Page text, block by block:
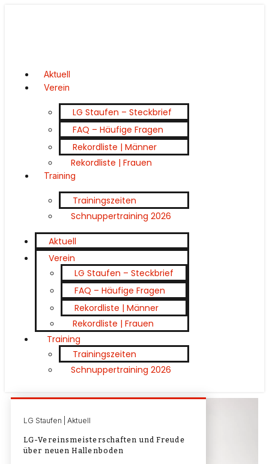
Aktuell
Verein
LG Staufen – Steckbrief
FAQ – Häufige Fragen
Rekordliste | Männer
Rekordliste | Frauen
Training
Trainingszeiten
Schnuppertraining 2026
Aktuell
Verein
LG Staufen – Steckbrief
FAQ – Häufige Fragen
Rekordliste | Männer
Rekordliste | Frauen
Training
Trainingszeiten
Schnuppertraining 2026
LG Staufen | Aktuell
LG-Vereinsmeisterschaften und Freude
über neuen Hallenboden